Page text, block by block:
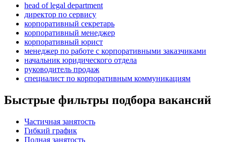
head of legal department
директор по сервису
корпоративный секретарь
корпоративный менеджер
корпоративный юрист
менеджер по работе с корпоративными заказчиками
начальник юридического отдела
руководитель продаж
специалист по корпоративным коммуникациям
Быстрые фильтры подбора вакансий
Частичная занятость
Гибкий график
Полная занятость